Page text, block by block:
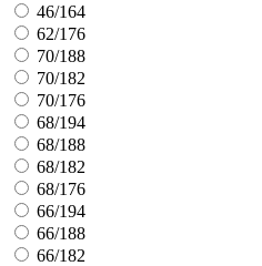
46/164
62/176
70/188
70/182
70/176
68/194
68/188
68/182
68/176
66/194
66/188
66/182